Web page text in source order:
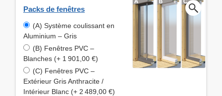
Packs de fenêtres
(A) Système coulissant en
Aluminium – Gris
(B) Fenêtres PVC –
Blanches (+ 1 901,00 €)
(C) Fenêtres PVC –
Extérieur Gris Anthracite /
Intérieur Blanc (+ 2 489,00 €)